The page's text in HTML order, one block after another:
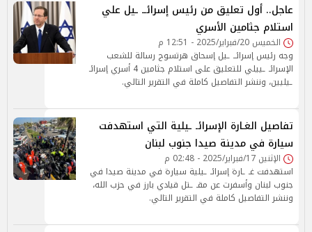
عاجل.. أول تعليق من رئيس إسرائــ ـيل علي
استلام جثامين الأسري
الخميس 20/فبراير/2025 - 12:51 م
وجه رئيس إسرائــ ـيل إسحاق هرتسوج رسالة للشعب
الإسرائـ ـييلي للتعليق على استلام جثامين 4 أسري إسرائـ
ـيليين، وننشر التفاصيل كاملة في التقرير التالي.
تفاصيل الغـارة الإسرائـ ـيلية التي استهدفت
سيارة في مدينة صيدا جنوب لبنان
الإثنين 17/فبراير/2025 - 02:48 م
استهدفت غـ ـارة إسرائـ ـيلية سيارة في مدينة صيدا في
جنوب لبنان وأسفرت عن مقـ ـتل قيادي بارز في حزب الله،
وننشر التفاصيل كاملة في التقرير التالي.